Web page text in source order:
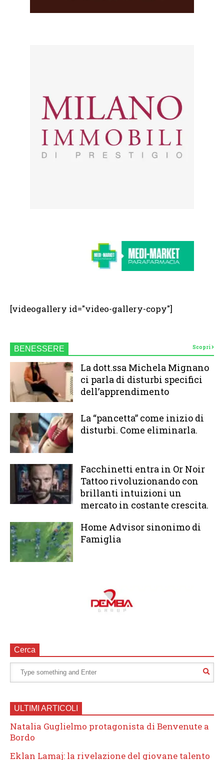
[videogallery id="video-gallery-copy"]
BENESSERE Scopri
La dott.ssa Michela Mignano
ci parla di disturbi specifici
dell’apprendimento
La “pancetta” come inizio di
disturbi. Come eliminarla.
Facchinetti entra in Or Noir
Tattoo rivoluzionando con
brillanti intuizioni un
mercato in costante crescita.
Home Advisor sinonimo di
Famiglia
Cerca
ULTIMI ARTICOLI
Natalia Guglielmo protagonista di Benvenute a
Bordo
Eklan Lamaj: la rivelazione del giovane talento